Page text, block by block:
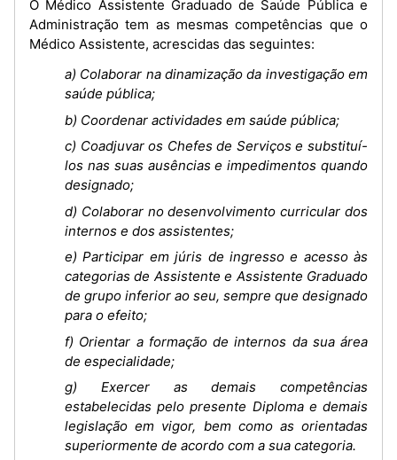
O Médico Assistente Graduado de Saúde Pública e
Administração tem as mesmas competências que o
Médico Assistente, acrescidas das seguintes:
a) Colaborar na dinamização da investigação em
saúde pública;
b) Coordenar actividades em saúde pública;
c) Coadjuvar os Chefes de Serviços e substituí-
los nas suas ausências e impedimentos quando
designado;
d) Colaborar no desenvolvimento curricular dos
internos e dos assistentes;
e) Participar em júris de ingresso e acesso às
categorias de Assistente e Assistente Graduado
de grupo inferior ao seu, sempre que designado
para o efeito;
f) Orientar a formação de internos da sua área
de especialidade;
g) Exercer as demais competências
estabelecidas pelo presente Diploma e demais
legislação em vigor, bem como as orientadas
superiormente de acordo com a sua categoria.